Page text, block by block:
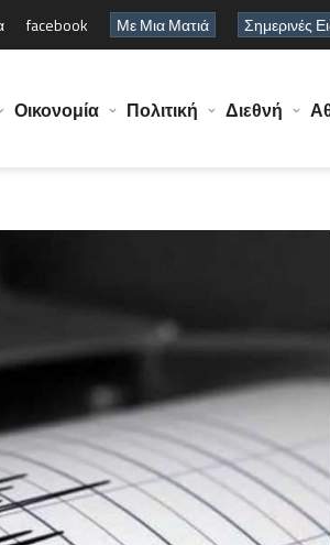
facebook Με Μια Ματιά Σημερινές
Οικονομία Πολιτική Διεθνή